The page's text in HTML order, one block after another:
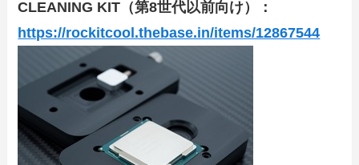
CLEANING KIT（第8世代以前向け）：
https://rockitcool.thebase.in/items/12867544